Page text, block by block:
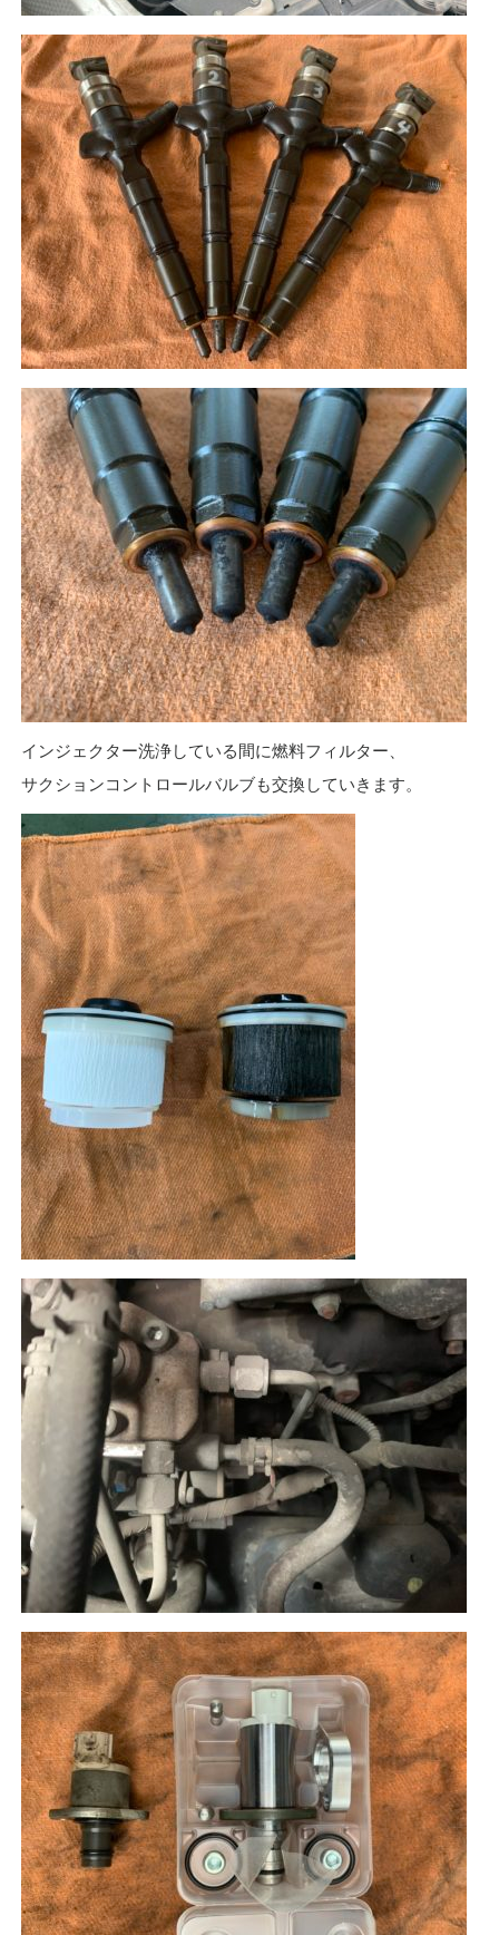
インジェクター洗浄している間に燃料フィルター、
サクションコントロールバルブも交換していきます。